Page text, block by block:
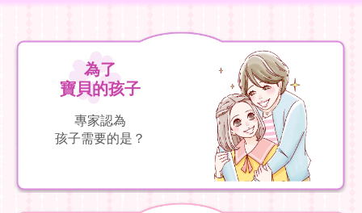
為了
寶貝的孩子
專家認為
孩子需要的是？